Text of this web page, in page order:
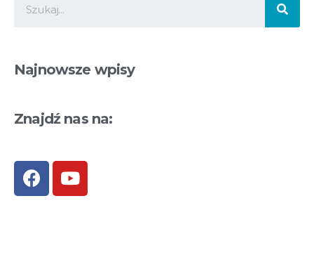
Najnowsze wpisy
Znajdź nas na: